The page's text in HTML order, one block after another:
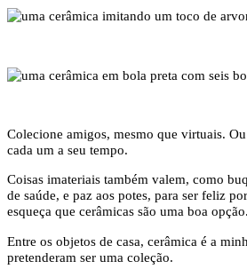
Colecione amigos, mesmo que virtuais.
cada um a seu tempo.
Coisas imateriais também valem, como
de saúde, e paz aos potes, para ser feliz
esqueça que cerâmicas são uma boa opção.
Entre os objetos de casa, cerâmica é a
pretenderam ser uma coleção.